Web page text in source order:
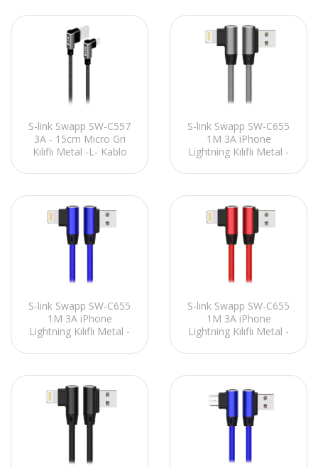
S-link Swapp SW-C557
3A - 15cm Micro Gri
Kılıflı Metal -L- Kablo
S-link Swapp SW-C655
1M 3A iPhone
Lightning Kılıflı Metal -
Kablosu
S-link Swapp SW-C655
1M 3A iPhone
Lightning Kılıflı Metal -
Kablosu
S-link Swapp SW-C655
1M 3A iPhone
Lightning Kılıflı Metal -
Kablosu